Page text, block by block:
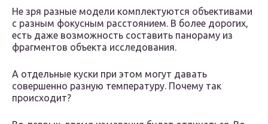
Не зря разные модели комплектуются объективами
с разным фокусным расстоянием. В более дорогих,
есть даже возможность составить панораму из
фрагментов объекта исследования.
А отдельные куски при этом могут давать
совершенно разную температуру. Почему так
происходит?